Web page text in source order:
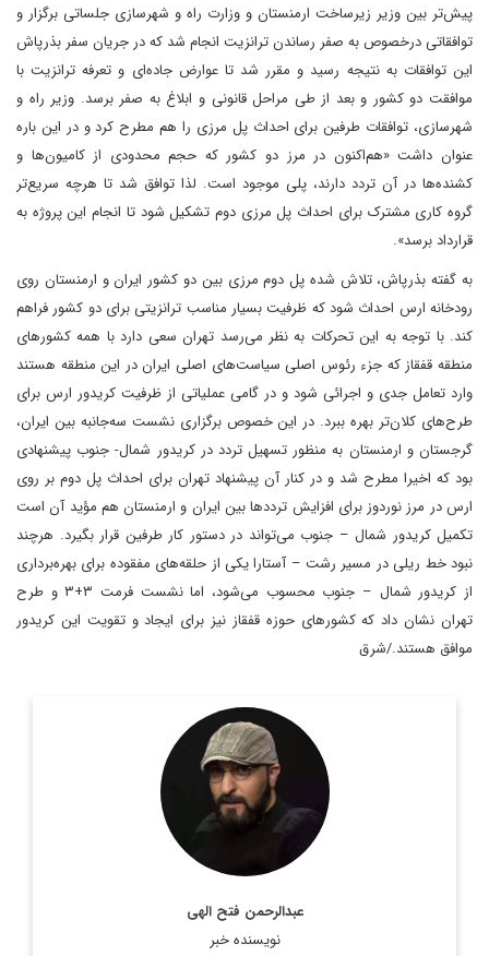
پیش‌تر بین وزیر زیرساخت ارمنستان و وزارت راه و شهرسازی جلساتی برگزار و
توافقاتی درخصوص به صفر رساندن ترانزیت انجام شد که در جریان سفر بذرپاش
این توافقات به نتیجه رسید و مقرر شد تا عوارض جاده‌ای و تعرفه ترانزیت با
موافقت دو کشور و بعد از طی مراحل قانونی و ابلاغ به صفر برسد. وزیر راه و
شهرسازی، توافقات طرفین برای احداث پل مرزی را هم مطرح کرد و در این باره
عنوان داشت «هم‌اکنون در مرز دو کشور که حجم محدودی از کامیون‌ها و
کشنده‌ها در آن تردد دارند، پلی موجود است. لذا توافق شد تا هرچه سریع‌تر
گروه کاری مشترک برای احداث پل مرزی دوم تشکیل شود تا انجام این پروژه به
قرارداد برسد».
به گفته بذرپاش، تلاش شده پل دوم مرزی بین دو کشور ایران و ارمنستان روی
رودخانه ارس احداث شود که ظرفیت بسیار مناسب ترانزیتی برای دو کشور فراهم
کند. با توجه به این تحرکات به نظر می‌رسد تهران سعی دارد با همه کشور‌های
منطقه قفقاز که جزء رئوس اصلی سیاست‌های اصلی ایران در این منطقه هستند
وارد تعامل جدی و اجرائی شود و در گامی عملیاتی از ظرفیت کریدور ارس برای
طرح‌های کلان‌تر بهره ببرد. در این خصوص برگزاری نشست سه‌جانبه بین ایران،
گرجستان و ارمنستان به منظور تسهیل تردد در کریدور شمال- جنوب پیشنهادی
بود که اخیرا مطرح شد و در کنار آن پیشنهاد تهران برای احداث پل دوم بر روی
ارس در مرز نوردوز برای افزایش ترددها بین ایران و ارمنستان هم مؤید آن است
تکمیل کریدور شمال – جنوب می‌تواند در دستور کار طرفین قرار بگیرد. هرچند
نبود خط ریلی در مسیر رشت – آستارا یکی از حلقه‌های مفقوده برای بهره‌برداری
از کریدور شمال – جنوب محسوب می‌شود، اما نشست فرمت ۳+۳ و طرح
تهران نشان داد که کشورهای حوزه قفقاز نیز برای ایجاد و تقویت این کریدور
موافق هستند./شرق
عبدالرحمن فتح الهی
نویسنده خبر
روزنامه نگار و کارشناس ارشد روزنامه نگاری سیاسی و عضو
تحریریه دیپلماسی ایرانی.
اطلاعات بیشتر